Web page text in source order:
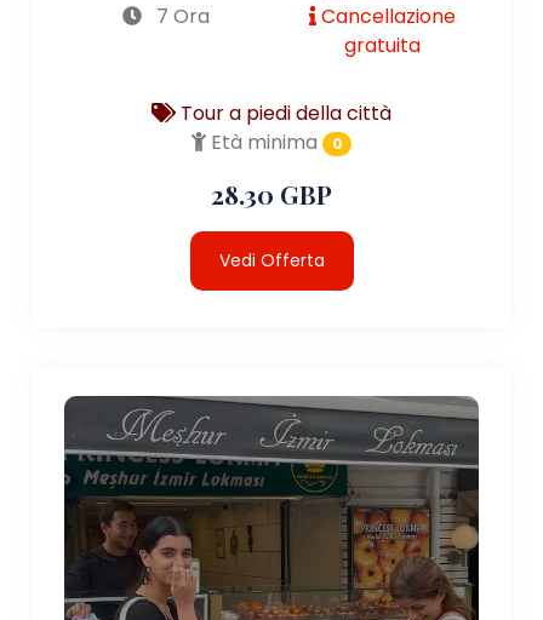
7 Ora
Cancellazione
gratuita
Tour a piedi della città
Età minima
0
28.30 GBP
Vedi Offerta